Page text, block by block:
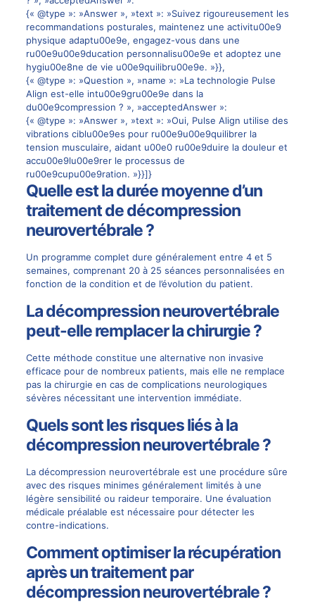
{« @type »: »Answer », »text »: »Suivez rigoureusement les
recommandations posturales, maintenez une activitu00e9
physique adaptu00e9e, engagez-vous dans une
ru00e9u00e9ducation personnalisu00e9e et adoptez une
hygiu00e8ne de vie u00e9quilibru00e9e. »}},
{« @type »: »Question », »name »: »La technologie Pulse
Align est-elle intu00e9gru00e9e dans la
du00e9compression ? », »acceptedAnswer »:
{« @type »: »Answer », »text »: »Oui, Pulse Align utilise des
vibrations ciblu00e9es pour ru00e9u00e9quilibrer la
tension musculaire, aidant u00e0 ru00e9duire la douleur et
accu00e9lu00e9rer le processus de
ru00e9cupu00e9ration. »}}]}
Quelle est la durée moyenne d’un
traitement de décompression
neurovertébrale ?
Un programme complet dure généralement entre 4 et 5
semaines, comprenant 20 à 25 séances personnalisées en
fonction de la condition et de l’évolution du patient.
La décompression neurovertébrale
peut-elle remplacer la chirurgie ?
Cette méthode constitue une alternative non invasive
efficace pour de nombreux patients, mais elle ne remplace
pas la chirurgie en cas de complications neurologiques
sévères nécessitant une intervention immédiate.
Quels sont les risques liés à la
décompression neurovertébrale ?
La décompression neurovertébrale est une procédure sûre
avec des risques minimes généralement limités à une
légère sensibilité ou raideur temporaire. Une évaluation
médicale préalable est nécessaire pour détecter les
contre-indications.
Comment optimiser la récupération
après un traitement par
décompression neurovertébrale ?